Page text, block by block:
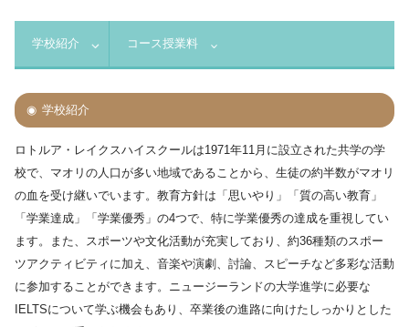
学校紹介 コース授業料
学校紹介
ロトルア・レイクスハイスクールは1971年11月に設立された共学の学
校で、マオリの人口が多い地域であることから、生徒の約半数がマオリ
の血を受け継いでいます。教育方針は「思いやり」「質の高い教育」
「学業達成」「学業優秀」の4つで、特に学業優秀の達成を重視してい
ます。また、スポーツや文化活動が充実しており、約36種類のスポー
ツアクティビティに加え、音楽や演劇、討論、スピーチなど多彩な活動
に参加することができます。ニュージーランドの大学進学に必要な
IELTSについて学ぶ機会もあり、卒業後の進路に向けたしっかりとした